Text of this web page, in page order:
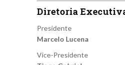
Diretoria
Presidente
Marcelo Lucena
Vice-Presidente